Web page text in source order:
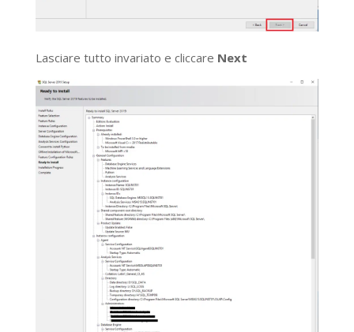
Lasciare tutto invariato e cliccare Next